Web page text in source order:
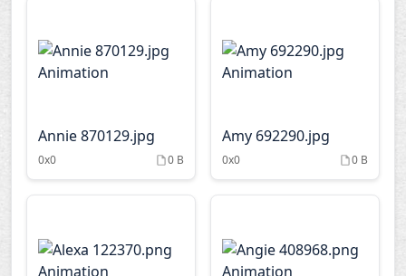
Annie 870129.jpg
0x0 0 B
Amy 692290.jpg
0x0 0 B